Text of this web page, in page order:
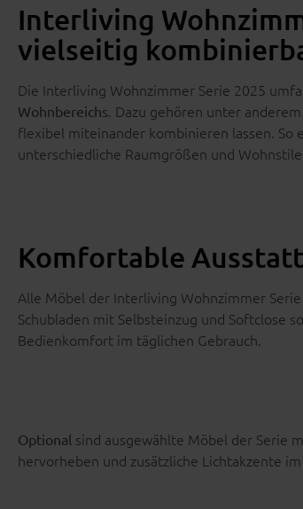
Interliving
vielseitig
Die Interliving Wohnzimmer Serie 2025
Wohnbereichs. Dazu gehören unter
flexibel miteinander kombinieren lassen.
unterschiedliche Raumgrößen und
Komfortable
Alle Möbel der Interliving Wohnzimmer
Schubladen mit Selbsteinzug und Softclose
Bedienkomfort im täglichen Gebrauch.
Optional sind ausgewählte Möbel der Serie
hervorheben und zusätzliche Lichtakzente